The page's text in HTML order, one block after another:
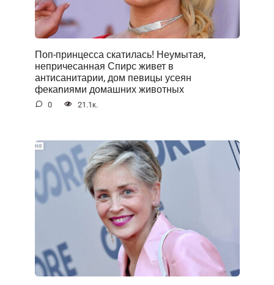
Поп-принцесса скатилась! Неумытая,
непричесанная Спирс живет в
антисанитарии, дом певицы усеян
фекаnиями домашних животных
0 21.1к.